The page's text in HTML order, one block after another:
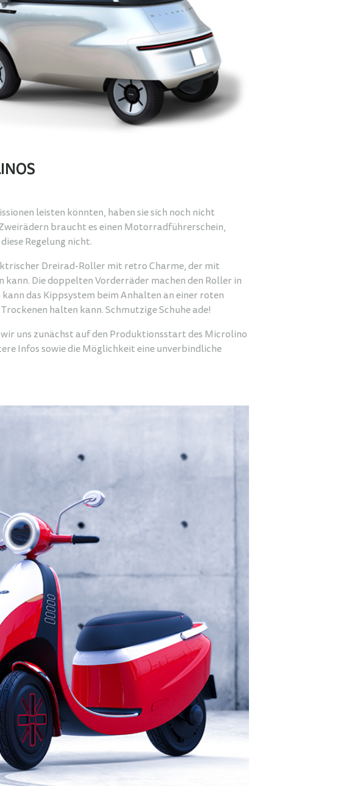
leisten könnten, haben sie sich noch nicht
braucht es einen Motorradführerschein,
Regelung nicht.
Dreirad-Roller mit retro Charme, der mit
Die doppelten Vorderräder machen den Roller in
das Kippsystem beim Anhalten an einer roten
halten kann. Schmutzige Schuhe ade!
uns zunächst auf den Produktionsstart des Microlino
Infos sowie die Möglichkeit eine unverbindliche